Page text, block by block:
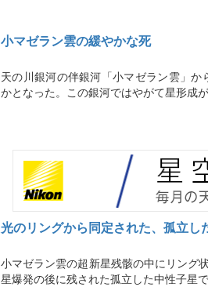
小マゼラン雲の緩やかな死
天の川銀河の伴銀河「小マゼラン雲」
かとなった。この銀河ではやがて星形成
光のリングから同定された、孤立し
小マゼラン雲の超新星残骸の中にリング
星爆発の後に残された孤立した中性子星